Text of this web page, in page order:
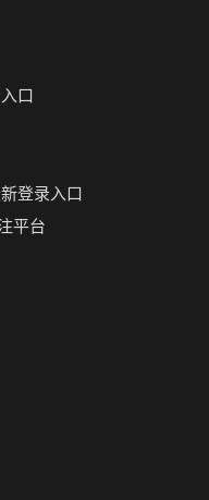
口
登录入口
平台